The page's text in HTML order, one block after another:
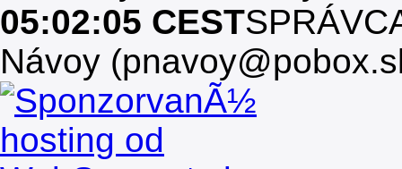
05:02:05 CEST
Návoy